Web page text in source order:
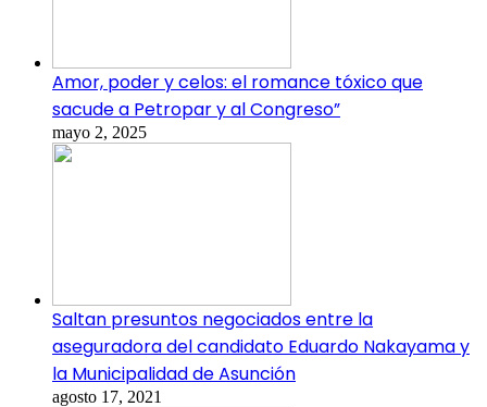
Amor, poder y celos: el romance tóxico que
sacude a Petropar y al Congreso”
mayo 2, 2025
Saltan presuntos negociados entre la
aseguradora del candidato Eduardo Nakayama y
la Municipalidad de Asunción
agosto 17, 2021